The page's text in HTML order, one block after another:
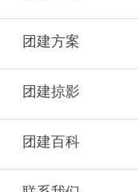
团建方案
团建掠影
团建百科